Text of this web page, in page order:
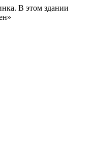
В этом здании